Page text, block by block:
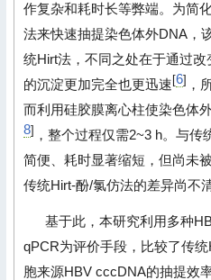
作复杂和耗时长等弊端。为简
法来快速抽提染色体外DNA，
统Hirt法，不同之处在于通过
的沉淀更加完全也更迅速 [6] ，
而利用硅胶膜离心柱使染色体
8] ，整个过程仅需2~3 h。与
简便、耗时显著缩短，但尚未
传统Hirt-酚/氯仿法的差异尚不
基于此，本研究利用多种
qPCR为评价手段，比较了传
胞来源HBV cccDNA的抽提效